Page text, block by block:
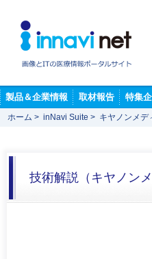
製品＆企業情報 取材報告 特集
ホーム > inNavi Suite > キヤノンメデ
技術解説（キヤノン